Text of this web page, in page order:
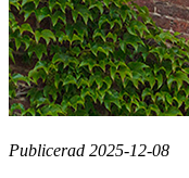
Publicerad 2025-12-08